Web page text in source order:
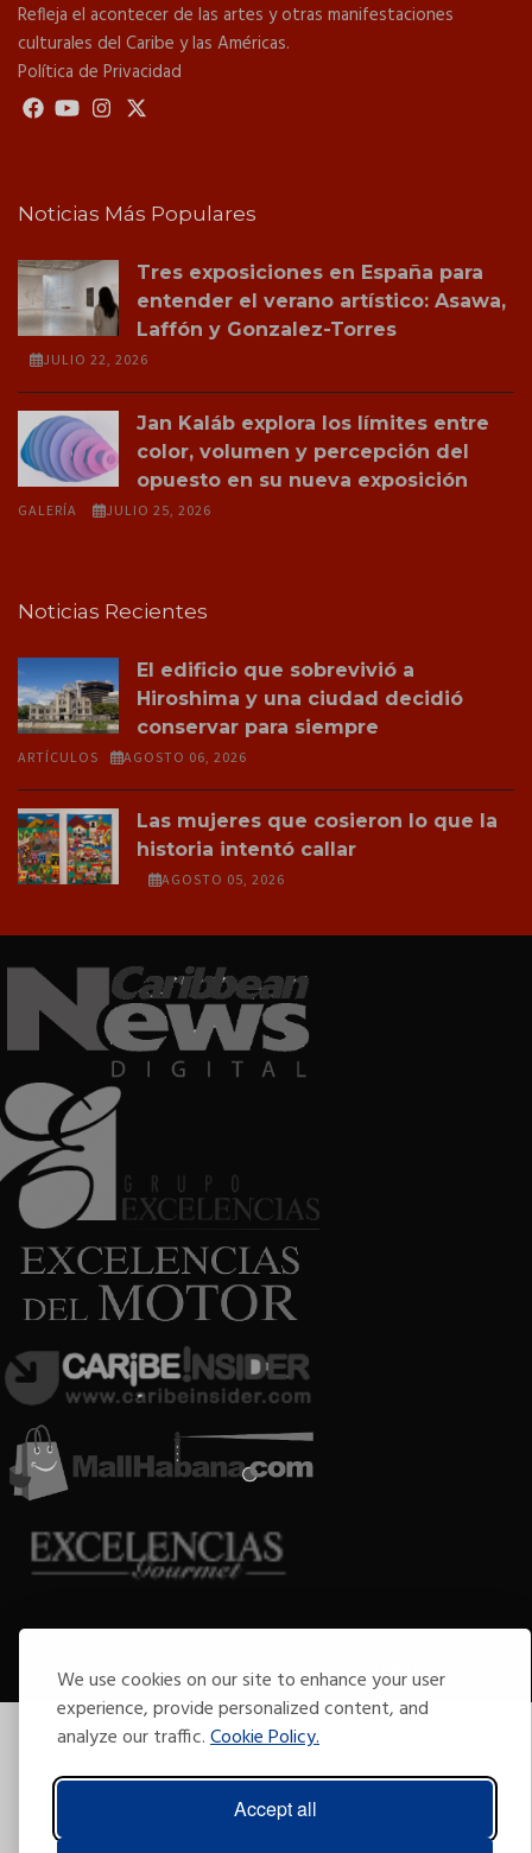
We use cookies on our site to enhance your user
experience, provide personalized content, and
analyze our traffic.Cookie Policy.
Accept all
Refleja el acontecer de las artes y otras manifestaciones
culturales del Caribe y las Américas.
Política de Privacidad
Noticias Más Populares
Tres exposiciones en España para
entender el verano artístico: Asawa,
Laffón y Gonzalez-Torres
JULIO 22, 2026
Jan Kaláb explora los límites entre
color, volumen y percepción del
opuesto en su nueva exposición
GALERÍA JULIO 25, 2026
Noticias Recientes
El edificio que sobrevivió a
Hiroshima y una ciudad decidió
conservar para siempre
ARTÍCULOS AGOSTO 06, 2026
Las mujeres que cosieron lo que la
historia intentó callar
AGOSTO 05, 2026